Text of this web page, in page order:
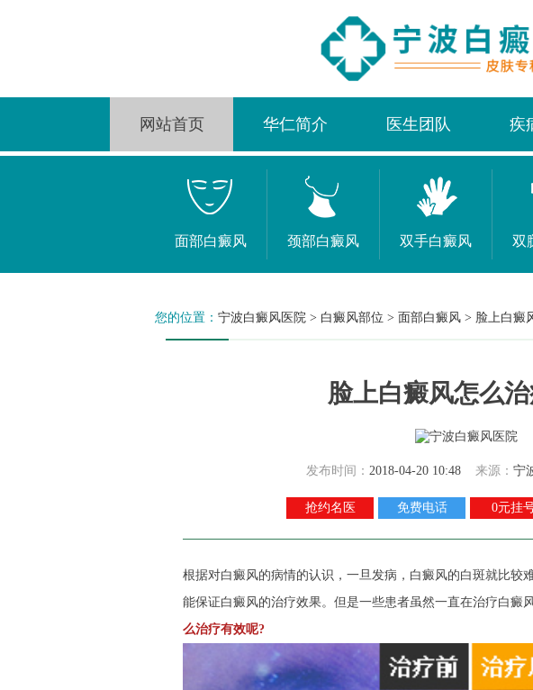
网站首页 华仁简介 医生团队 疾
面部白癜风 颈部白癜风 双手白癜风 双
您的位置： 宁波白癜风医院 > 白癜风部位 > 面部白癜风 > 脸上白癜
脸上白癜风怎么
发布时间： 2018-04-20 10:48 来源： 宁
抢约名医 免费电话 0元挂
根据对白癜风的病情的认识，一旦发病，白癜风的白斑就比较
能保证白癜风的治疗效果。但是一些患者虽然一直在治疗白癜
么治疗有效呢?